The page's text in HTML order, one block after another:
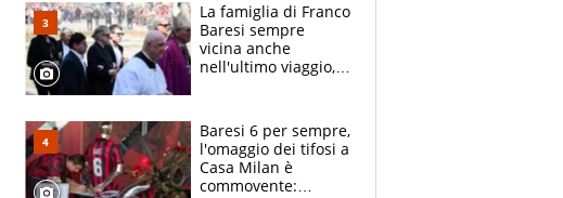
La famiglia di Franco
Baresi sempre
vicina anche
nell'ultimo viaggio,
circondati
dall'affetto dei tifosi
Baresi 6 per sempre,
l'omaggio dei tifosi a
Casa Milan è
commovente: